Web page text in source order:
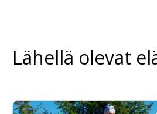
Lähellä olevat